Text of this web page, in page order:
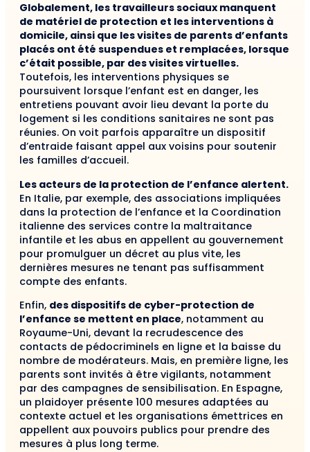
Globalement, les travailleurs sociaux manquent
de matériel de protection et les interventions à
domicile, ainsi que les visites de parents d’enfants
placés ont été suspendues et remplacées, lorsque
c’était possible, par des visites virtuelles.
Toutefois, les interventions physiques se
poursuivent lorsque l’enfant est en danger, les
entretiens pouvant avoir lieu devant la porte du
logement si les conditions sanitaires ne sont pas
réunies. On voit parfois apparaître un dispositif
d’entraide faisant appel aux voisins pour soutenir
les familles d’accueil.
Les acteurs de la protection de l’enfance alertent.
En Italie, par exemple, des associations impliquées
dans la protection de l’enfance et la Coordination
italienne des services contre la maltraitance
infantile et les abus en appellent au gouvernement
pour promulguer un décret au plus vite, les
dernières mesures ne tenant pas suffisamment
compte des enfants.
Enfin, des dispositifs de cyber-protection de
l’enfance se mettent en place, notamment au
Royaume-Uni, devant la recrudescence des
contacts de pédocriminels en ligne et la baisse du
nombre de modérateurs. Mais, en première ligne, les
parents sont invités à être vigilants, notamment
par des campagnes de sensibilisation. En Espagne,
un plaidoyer présente 100 mesures adaptées au
contexte actuel et les organisations émettrices en
appellent aux pouvoirs publics pour prendre des
mesures à plus long terme.